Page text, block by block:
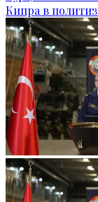
Кипра в